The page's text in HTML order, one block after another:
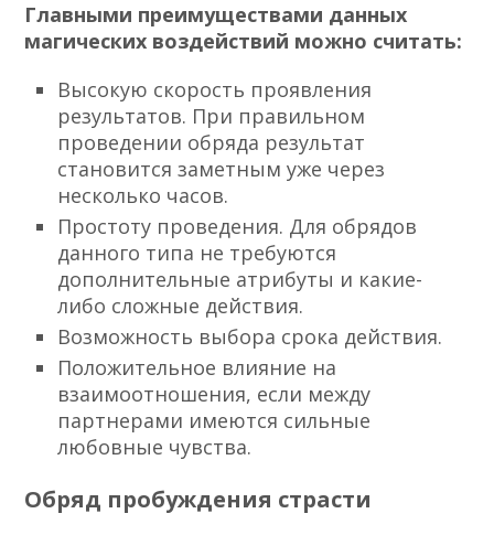
Главными преимуществами данных
магических воздействий можно считать:
Высокую скорость проявления
результатов. При правильном
проведении обряда результат
становится заметным уже через
несколько часов.
Простоту проведения. Для обрядов
данного типа не требуются
дополнительные атрибуты и какие-
либо сложные действия.
Возможность выбора срока действия.
Положительное влияние на
взаимоотношения, если между
партнерами имеются сильные
любовные чувства.
Обряд пробуждения страсти